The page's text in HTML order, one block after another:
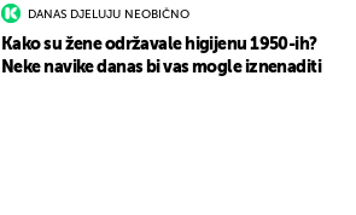
DANAS DJELUJU NEOBIČNO
Kako su žene održavale higijenu 1950-ih?
Neke navike danas bi vas mogle iznenaditi